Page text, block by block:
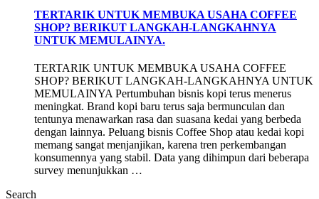
TERTARIK UNTUK MEMBUKA USAHA COFFEE
SHOP? BERIKUT LANGKAH-LANGKAHNYA
UNTUK MEMULAINYA.
TERTARIK UNTUK MEMBUKA USAHA COFFEE
SHOP? BERIKUT LANGKAH-LANGKAHNYA UNTUK
MEMULAINYA Pertumbuhan bisnis kopi terus menerus
meningkat. Brand kopi baru terus saja bermunculan dan
tentunya menawarkan rasa dan suasana kedai yang berbeda
dengan lainnya. Peluang bisnis Coffee Shop atau kedai kopi
memang sangat menjanjikan, karena tren perkembangan
konsumennya yang stabil. Data yang dihimpun dari beberapa
survey menunjukkan …
Search